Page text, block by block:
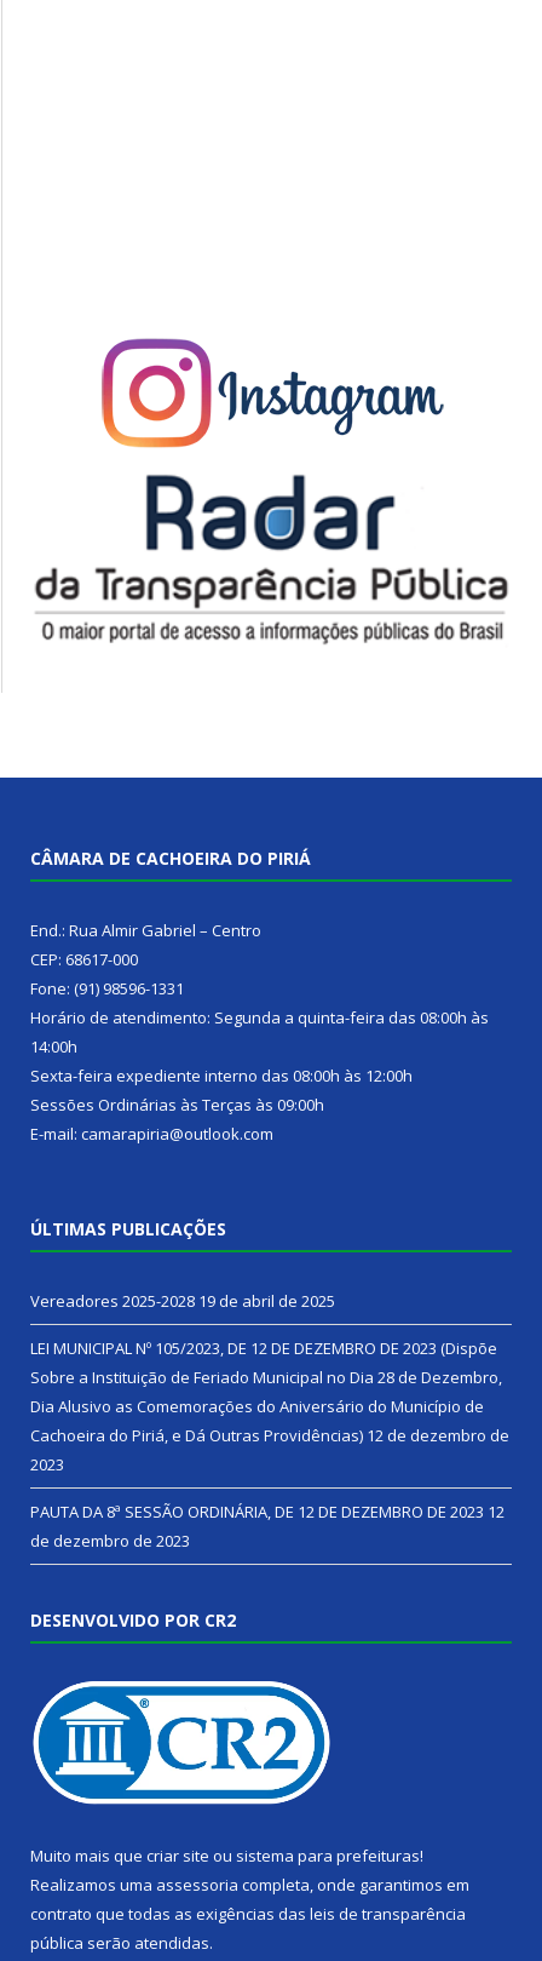
CÂMARA DE CACHOEIRA DO PIRIÁ
End.: Rua Almir Gabriel – Centro
CEP: 68617-000
Fone: (91) 98596-1331
Horário de atendimento: Segunda a quinta-feira das 08:00h às
14:00h
Sexta-feira expediente interno das 08:00h às 12:00h
Sessões Ordinárias às Terças às 09:00h
E-mail: camarapiria@outlook.com
ÚLTIMAS PUBLICAÇÕES
Vereadores 2025-2028 19 de abril de 2025
LEI MUNICIPAL Nº 105/2023, DE 12 DE DEZEMBRO DE 2023 (Dispõe
Sobre a Instituição de Feriado Municipal no Dia 28 de Dezembro,
Dia Alusivo as Comemorações do Aniversário do Município de
Cachoeira do Piriá, e Dá Outras Providências) 12 de dezembro de
2023
PAUTA DA 8ª SESSÃO ORDINÁRIA, DE 12 DE DEZEMBRO DE 2023 12
de dezembro de 2023
DESENVOLVIDO POR CR2
Muito mais que criar site ou sistema para prefeituras!
Realizamos uma assessoria completa, onde garantimos em
contrato que todas as exigências das leis de transparência
pública serão atendidas.